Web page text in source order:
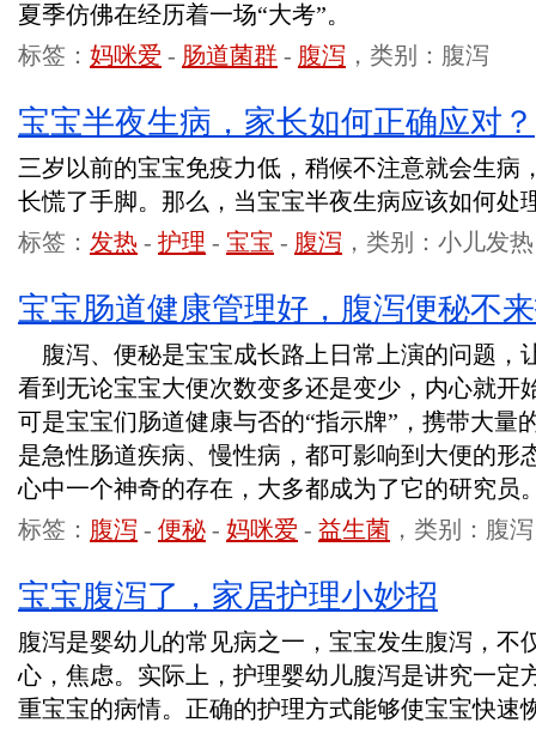
夏季仿佛在经历着一场“大考”。
标签： 妈咪爱 - 肠道菌群 - 腹泻 ，类别：腹泻
宝宝半夜生病，家长如何正确应对？
三岁以前的宝宝免疫力低，稍候不注意就会生病
长慌了手脚。那么，当宝宝半夜生病应该如何处
标签： 发热 - 护理 - 宝宝 - 腹泻 ，类别：小儿发热
宝宝肠道健康管理好，腹泻便秘不
腹泻、便秘是宝宝成长路上日常上演的问题，
看到无论宝宝大便次数变多还是变少，内心就开
可是宝宝们肠道健康与否的“指示牌”，携带大量
是急性肠道疾病、慢性病，都可影响到大便的形
心中一个神奇的存在，大多都成为了它的研究员
标签： 腹泻 - 便秘 - 妈咪爱 - 益生菌 ，类别：腹泻
宝宝腹泻了，家居护理小妙招
腹泻是婴幼儿的常见病之一，宝宝发生腹泻，不
心，焦虑。实际上，护理婴幼儿腹泻是讲究一定
重宝宝的病情。正确的护理方式能够使宝宝快速